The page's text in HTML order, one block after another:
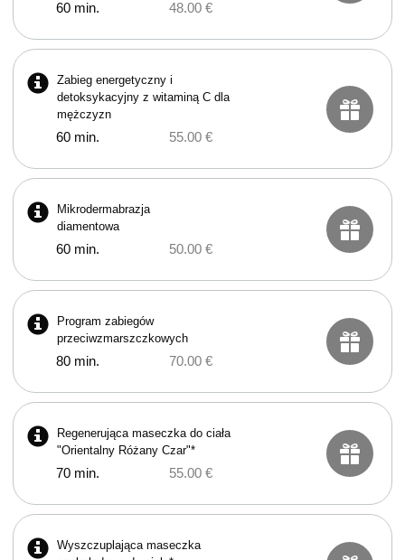
60 min. 48.00 €
Zabieg energetyczny i
detoksykacyjny z witaminą C dla
mężczyzn
60 min. 55.00 €
Mikrodermabrazja
diamentowa
60 min. 50.00 €
Program zabiegów
przeciwzmarszczkowych
80 min. 70.00 €
Regenerująca maseczka do ciała
"Orientalny Różany Czar"*
70 min. 55.00 €
Wyszczuplająca maseczka